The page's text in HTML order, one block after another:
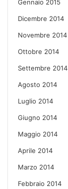
Gennaio 2015
Dicembre 2014
Novembre 2014
Ottobre 2014
Settembre 2014
Agosto 2014
Luglio 2014
Giugno 2014
Maggio 2014
Aprile 2014
Marzo 2014
Febbraio 2014